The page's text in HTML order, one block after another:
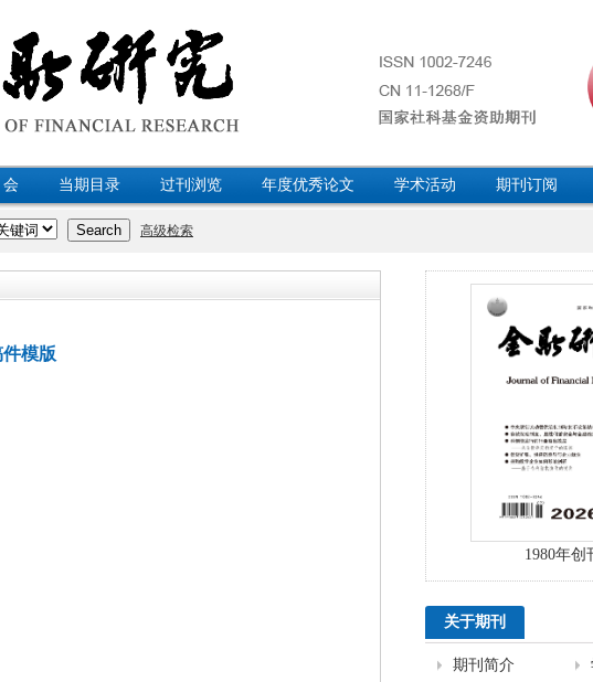
会 当期目录 过刊浏览 年度优秀论文 学术活动 期刊订阅
模版
1980年创
关于期刊
期刊简介